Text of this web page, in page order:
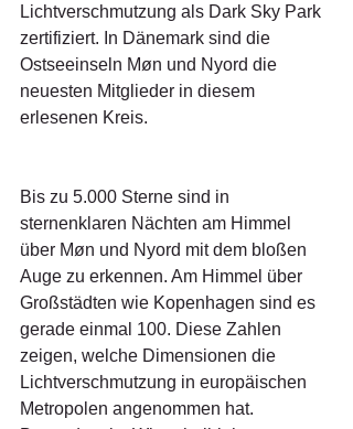
Lichtverschmutzung als Dark Sky Park
zertifiziert. In Dänemark sind die
Ostseeinseln Møn und Nyord die
neuesten Mitglieder in diesem
erlesenen Kreis.
Bis zu 5.000 Sterne sind in
sternenklaren Nächten am Himmel
über Møn und Nyord mit dem bloßen
Auge zu erkennen. Am Himmel über
Großstädten wie Kopenhagen sind es
gerade einmal 100. Diese Zahlen
zeigen, welche Dimensionen die
Lichtverschmutzung in europäischen
Metropolen angenommen hat.